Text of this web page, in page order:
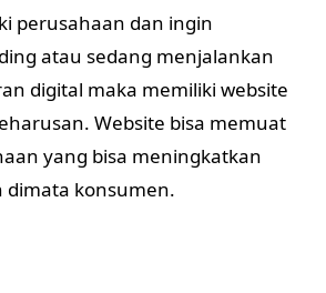
perusahaan dan ingin
atau sedang menjalankan
digital maka memiliki website
Website bisa memuat
yang bisa meningkatkan
dimata konsumen.